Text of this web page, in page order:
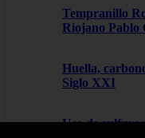
Tempranillo
Riojano Pablo
Huella,
Siglo XXI
Uso de